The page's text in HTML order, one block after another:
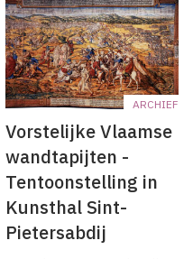
ARCHIEF
Vorstelijke Vlaamse
wandtapijten -
Tentoonstelling in
Kunsthal Sint-
Pietersabdij